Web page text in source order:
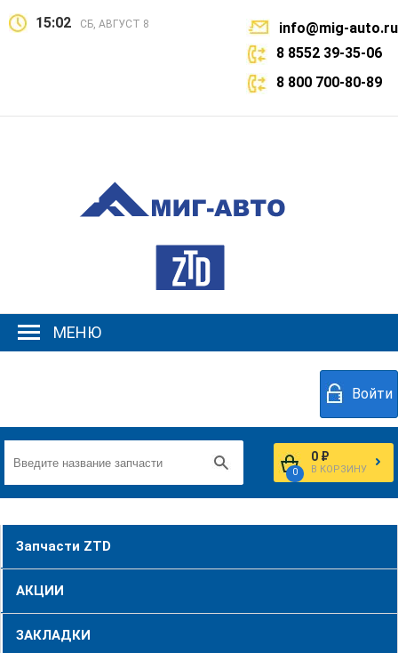
15:02 СБ, АВГУСТ 8
info@mig-auto.ru
8 8552 39-35-06
8 800 700-80-89
МЕНЮ
Войти
0
0 ₽
В КОРЗИНУ
Запчасти ZTD
АКЦИИ
ЗАКЛАДКИ